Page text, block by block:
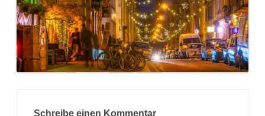
Schreibe einen Kommentar